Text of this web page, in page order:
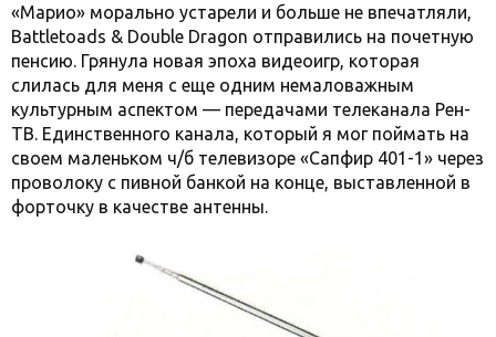
«Марио» морально устарели и больше не впечатляли,
Battletoads & Double Dragon отправились на почетную
пенсию. Грянула новая эпоха видеоигр, которая
слилась для меня с еще одним немаловажным
культурным аспектом — передачами телеканала Рен-
ТВ. Единственного канала, который я мог поймать на
своем маленьком ч/б телевизоре «Сапфир 401-1» через
проволоку с пивной банкой на конце, выставленной в
форточку в качестве антенны.